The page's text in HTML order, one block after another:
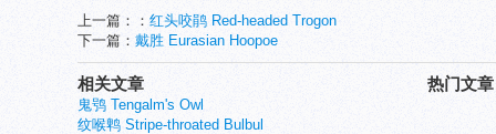
上一篇：： 红头咬鹃 Red-headed Trogon
下一篇： 戴胜 Eurasian Hoopoe
热门文章
相关文章
鬼鸮 Tengalm's Owl
纹喉鹎 Stripe-throated Bulbul